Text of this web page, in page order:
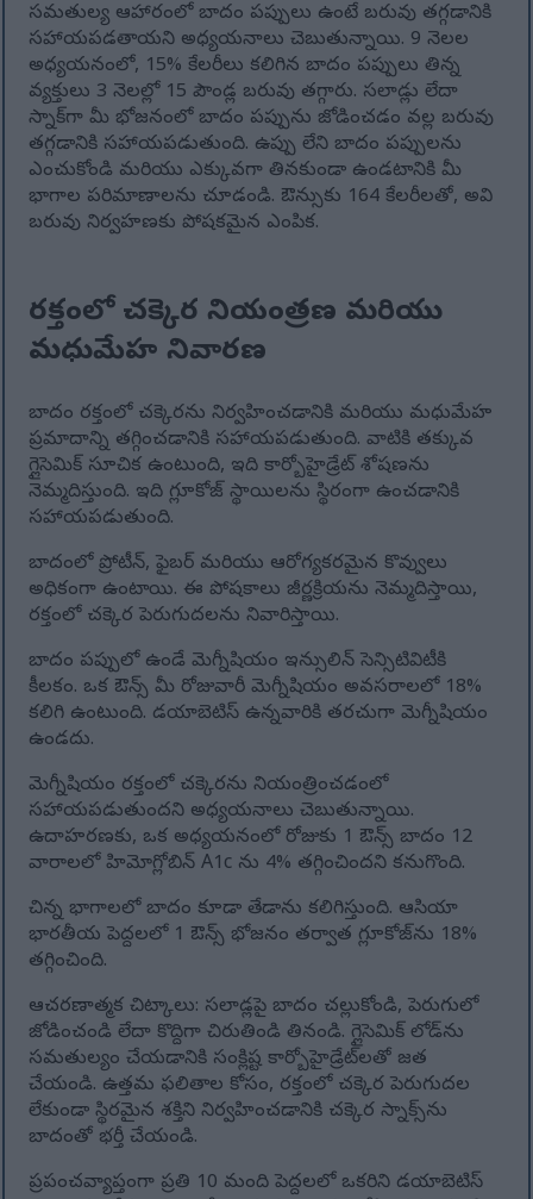
సమతుల్య ఆహారంలో బాదం పప్పులు ఉంటే బరువు తగ్గడానికి
సహాయపడతాయని అధ్యయనాలు చెబుతున్నాయి. 9 నెలల
అధ్యయనంలో, 15% కేలరీలు కలిగిన బాదం పప్పులు తిన్న
వ్యక్తులు 3 నెలల్లో 15 పౌండ్ల బరువు తగ్గారు. సలాడ్లు లేదా
స్నాక్‌గా మీ భోజనంలో బాదం పప్పును జోడించడం వల్ల బరువు
తగ్గడానికి సహాయపడుతుంది. ఉప్పు లేని బాదం పప్పులను
ఎంచుకోండి మరియు ఎక్కువగా తినకుండా ఉండటానికి మీ
భాగాల పరిమాణాలను చూడండి. ఔన్సుకు 164 కేలరీలతో, అవి
బరువు నిర్వహణకు పోషకమైన ఎంపిక.
రక్తంలో చక్కెర నియంత్రణ మరియు
మధుమేహ నివారణ
బాదం రక్తంలో చక్కెరను నిర్వహించడానికి మరియు మధుమేహ
ప్రమాదాన్ని తగ్గించడానికి సహాయపడుతుంది. వాటికి తక్కువ
గ్లైసెమిక్ సూచిక ఉంటుంది, ఇది కార్బోహైడ్రేట్ శోషణను
నెమ్మదిస్తుంది. ఇది గ్లూకోజ్ స్థాయిలను స్థిరంగా ఉంచడానికి
సహాయపడుతుంది.
బాదంలో ప్రోటీన్, ఫైబర్ మరియు ఆరోగ్యకరమైన కొవ్వులు
అధికంగా ఉంటాయి. ఈ పోషకాలు జీర్ణక్రియను నెమ్మదిస్తాయి,
రక్తంలో చక్కెర పెరుగుదలను నివారిస్తాయి.
బాదం పప్పులో ఉండే మెగ్నీషియం ఇన్సులిన్ సెన్సిటివిటీకి
కీలకం. ఒక ఔన్స్ మీ రోజువారీ మెగ్నీషియం అవసరాలలో 18%
కలిగి ఉంటుంది. డయాబెటిస్ ఉన్నవారికి తరచుగా మెగ్నీషియం
ఉండదు.
మెగ్నీషియం రక్తంలో చక్కెరను నియంత్రించడంలో
సహాయపడుతుందని అధ్యయనాలు చెబుతున్నాయి.
ఉదాహరణకు, ఒక అధ్యయనంలో రోజుకు 1 ఔన్స్ బాదం 12
వారాలలో హిమోగ్లోబిన్ A1c ను 4% తగ్గించిందని కనుగొంది.
చిన్న భాగాలలో బాదం కూడా తేడాను కలిగిస్తుంది. ఆసియా
భారతీయ పెద్దలలో 1 ఔన్స్ భోజనం తర్వాత గ్లూకోజ్‌ను 18%
తగ్గించింది.
ఆచరణాత్మక చిట్కాలు: సలాడ్లపై బాదం చల్లుకోండి, పెరుగులో
జోడించండి లేదా కొద్దిగా చిరుతిండి తినండి. గ్లైసెమిక్ లోడ్‌ను
సమతుల్యం చేయడానికి సంక్లిష్ట కార్బోహైడ్రేట్‌లతో జత
చేయండి. ఉత్తమ ఫలితాల కోసం, రక్తంలో చక్కెర పెరుగుదల
లేకుండా స్థిరమైన శక్తిని నిర్వహించడానికి చక్కెర స్నాక్స్‌ను
బాదంతో భర్తీ చేయండి.
ప్రపంచవ్యాప్తంగా ప్రతి 10 మంది పెద్దలలో ఒకరిని డయాబెటిస్